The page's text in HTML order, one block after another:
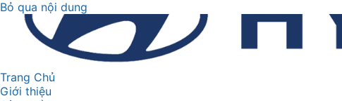
Bỏ qua nội dung
Trang Chủ
Giới thiệu